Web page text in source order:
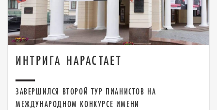
ИНТРИГА НАРАСТАЕТ
ЗАВЕРШИЛСЯ ВТОРОЙ ТУР ПИАНИСТОВ НА
МЕЖДУНАРОДНОМ КОНКУРСЕ ИМЕНИ